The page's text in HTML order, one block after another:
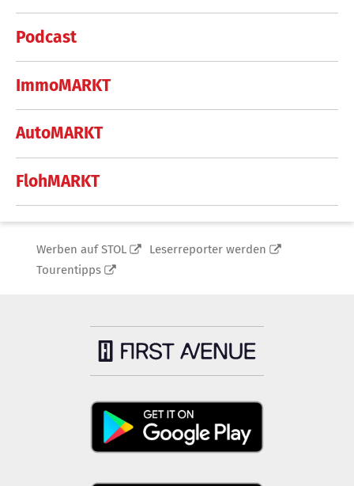
Podcast
ImmoMARKT
AutoMARKT
FlohMARKT
Werben auf STOL
Leserreporter werden
Tourentipps